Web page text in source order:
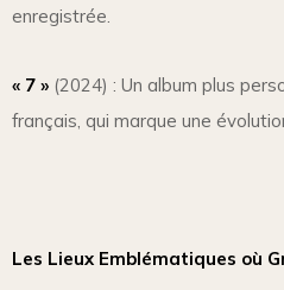
enregistrée.
« 7 » (2024) : Un album plus
français, qui marque une
Les Lieux Emblématiques où